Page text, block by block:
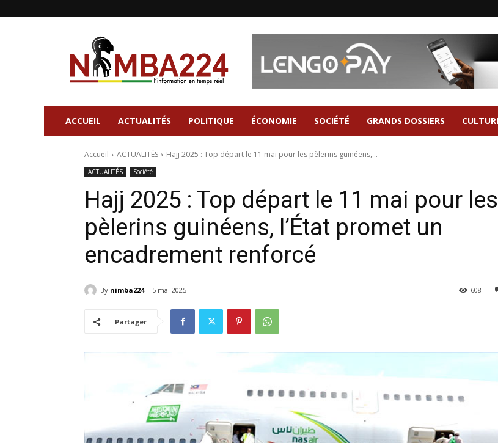
Nimba224
Site
d'information
ACCUEIL ACTUALITÉS POLITIQUE ÉCONOMIE SOCIÉTÉ GRANDS DOSSIERS
Accueil ACTUALITÉS Hajj 2025 : Top départ le 11 mai pour les pèlerins guinéens,...
ACTUALITÉS Société
Hajj 2025 : Top départ le 11 mai pour les
pèlerins guinéens, l’État promet un
encadrement renforcé
By nimba224 5 mai 2025 608
Partager